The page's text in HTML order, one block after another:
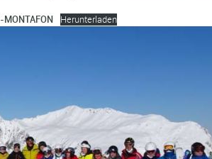
MONTAFON Herunterladen